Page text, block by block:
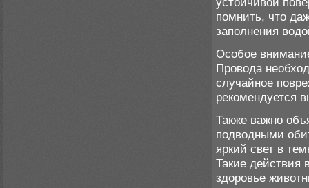
помнить, что
заполнения
Особое
Провода
случайное
рекомендуется
Также важно
подводными
яркий свет в
Такие действия
здоровье